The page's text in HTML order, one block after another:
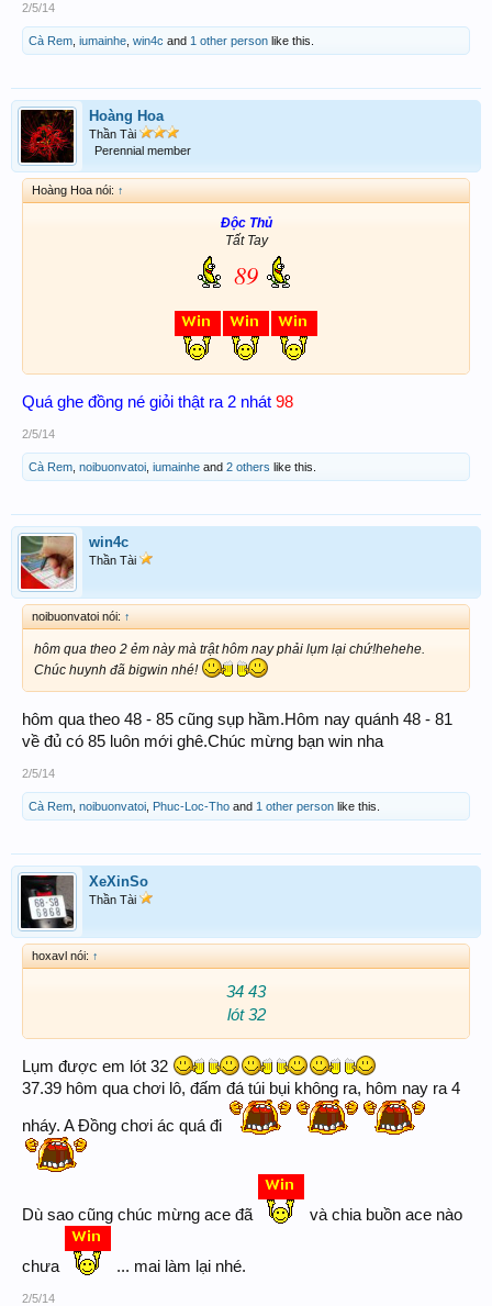
2/5/14
Cà Rem iumainhe win4c and 1 other person like this.
Hoàng Hoa
Thần Tài
Perennial member
Hoàng Hoa nói: ↑
Độc Thủ
Tất Tay
89
Quá ghe đồng né giỏi thật ra 2 nhát 98
2/5/14
Cà Rem noibuonvatoi iumainhe and 2 others like this.
win4c
Thần Tài
noibuonvatoi nói: ↑
hôm qua theo 2 ẻm này mà trật hôm nay phải lụm lại chứ!hehehe.
Chúc huynh đã bigwin nhé!
hôm qua theo 48 - 85 cũng sụp hầm.Hôm nay quánh 48 - 81
về đủ có 85 luôn mới ghê.Chúc mừng bạn win nha
2/5/14
Cà Rem noibuonvatoi Phuc-Loc-Tho and 1 other person like this.
XeXinSo
Thần Tài
hoxavl nói: ↑
34 43
lót 32​
Lụm được em lót 32
37.39 hôm qua chơi lô, đấm đá túi bụi không ra, hôm nay ra 4
nháy. A Đồng chơi ác quá đi
Dù sao cũng chúc mừng ace đã và chia buồn ace nào
chưa ... mai làm lại nhé.
2/5/14